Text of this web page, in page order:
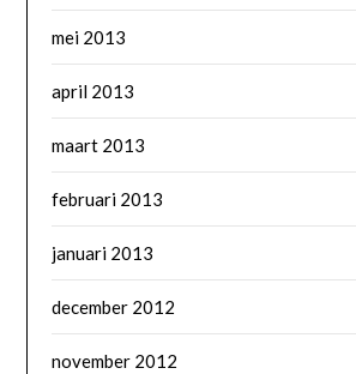
mei 2013
april 2013
maart 2013
februari 2013
januari 2013
december 2012
november 2012